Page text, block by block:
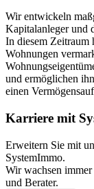
Wir entwickeln
Kapitalanleger und
In diesem Zeitraum
Wohnungen
und ermöglichen
einen
Karriere mit
Erweitern Sie mit
SystemImmo.
Wir wachsen
und Berater.